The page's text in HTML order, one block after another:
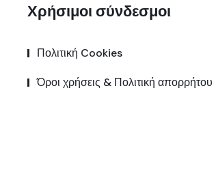
Χρήσιμοι σύνδεσμοι
Πολιτική Cookies
Όροι χρήσεις & Πολιτική απορρήτου